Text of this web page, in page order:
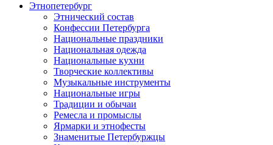
Этнопетербург
Этнический состав
Конфессии Петербурга
Национальные праздники
Национальная одежда
Национальные кухни
Творческие коллективы
Музыкальные инструменты
Национальные игры
Традиции и обычаи
Ремесла и промыслы
Ярмарки и этнофесты
Знаменитые Петербуржцы